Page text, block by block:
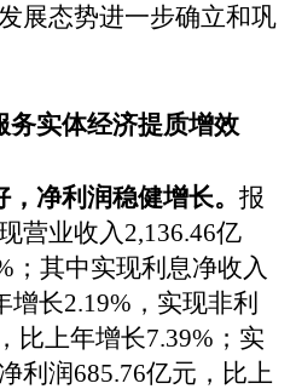
展态势进一步确立和巩
务实体经济提质增效
净利润稳健增长。 报
营业收入2,136.46亿
；其中实现利息净收入
增长2.19% ，实现非利
比上年增长7.39% ；实
利润685.76亿元，比上